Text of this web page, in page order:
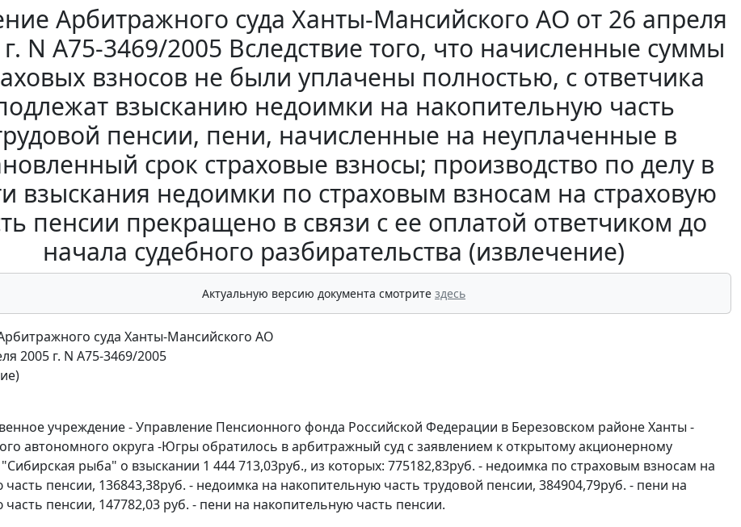
Арбитражного суда Ханты-Мансийского АО от 26 апреля
N А75-3469/2005 Вследствие того, что начисленные суммы
взносов не были уплачены полностью, с ответчика
взысканию недоимки на накопительную часть
пенсии, пени, начисленные на неуплаченные в
срок страховые взносы; производство по делу в
взыскания недоимки по страховым взносам на страховую
пенсии прекращено в связи с ее оплатой ответчиком до
начала судебного разбирательства (извлечение)
Актуальную версию документа смотрите здесь
суда Ханты-Мансийского АО
2005 г. N А75-3469/2005
учреждение - Управление Пенсионного фонда Российской Федерации в Березовском районе Ханты -
автономного округа -Югры обратилось в арбитражный суд с заявлением к открытому акционерному
рыба" о взыскании 1 444 713,03руб., из которых: 775182,83руб. - недоимка по страховым взносам на
часть пенсии, 136843,38руб. - недоимка на накопительную часть трудовой пенсии, 384904,79руб. - пени на
часть пенсии, 147782,03 руб. - пени на накопительную часть пенсии.